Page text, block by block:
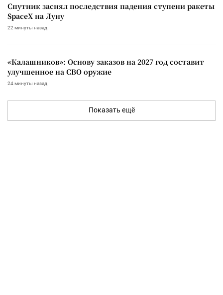
Спутник заснял последствия падения ступени ракеты
SpaceX на Луну
22 минуты назад
«Калашников»: Основу заказов на 2027 год составит
улучшенное на СВО оружие
24 минуты назад
Показать ещё